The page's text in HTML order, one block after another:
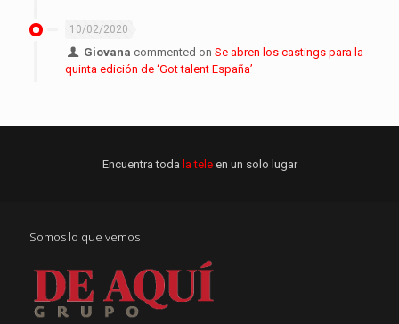
10/02/2020
Giovana commented onSe abren los castings para la
quinta edición de ‘Got talent España’
Encuentra toda la tele en un solo lugar
Somos lo que vemos